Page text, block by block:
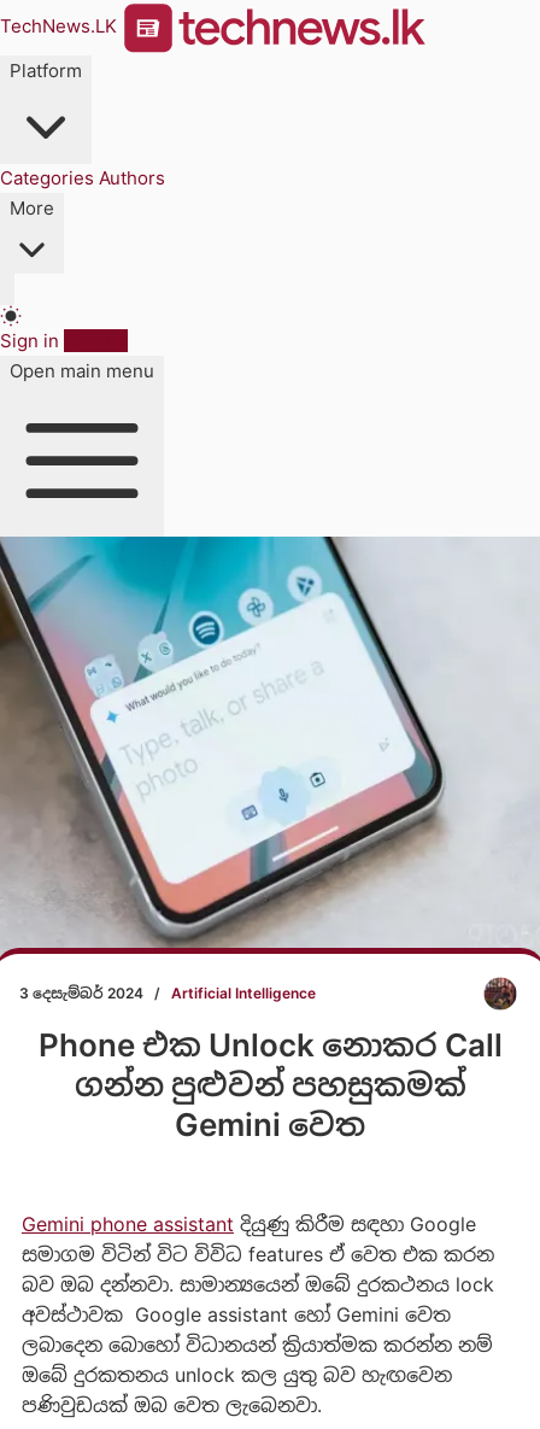
TechNews.LK
Platform
Categories Authors
More
Sign in
Open main menu
3 දෙසැම්බර් 2024 / Artificial Intelligence
Phone එක Unlock නොකර Call
ගන්න පුළුවන් පහසුකමක්
Gemini වෙත
Gemini phone assistant දියුණු කිරීම සඳහා Google
සමාගම විටින් විට විවිධ features ඒ වෙත එක කරන
බව ඔබ දන්නවා. සාමාන්‍යයෙන් ඔබේ දුරකථනය lock
අවස්ථාවක Google assistant හෝ Gemini වෙත
ලබාදෙන බොහෝ විධානයන් ක්‍රියාත්මක කරන්න නම්
ඔබේ දුරකතනය unlock කල යුතු බව හැඟවෙන
පණිවුඩයක් ඔබ වෙත ලැබෙනවා.